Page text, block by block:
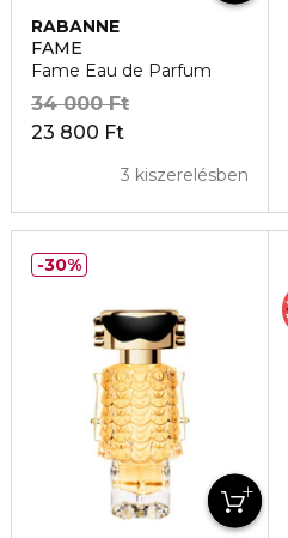
RABANNE
FAME
Fame Eau de Parfum
23 800 Ft
34 000 Ft
3 kiszerelésben
30%